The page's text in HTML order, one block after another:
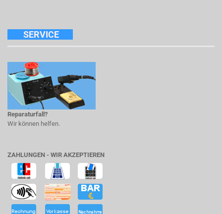
SERVICE
Reparaturfall?
Wir können helfen.
ZAHLUNGEN - WIR AKZEPTIEREN